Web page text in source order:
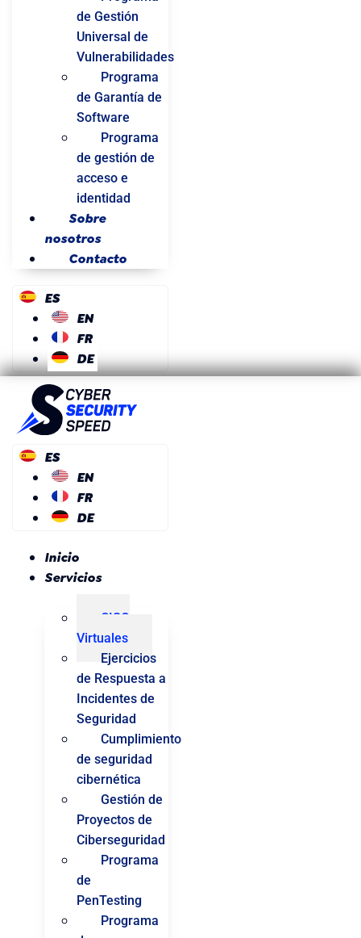
de Gestión
Universal de
Vulnerabilidades
Programa
de Garantía de
Software
Programa
de gestión de
acceso e
identidad
Sobre
nosotros
Contacto
ES
EN
FR
DE
ES
EN
FR
DE
Inicio
Servicios
CISO
Virtuales
Ejercicios
de Respuesta a
Incidentes de
Seguridad
Cumplimiento
de seguridad
cibernética
Gestión de
Proyectos de
Ciberseguridad
Programa
de
PenTesting
Programa